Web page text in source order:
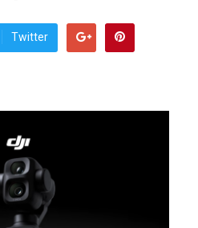
Twitter